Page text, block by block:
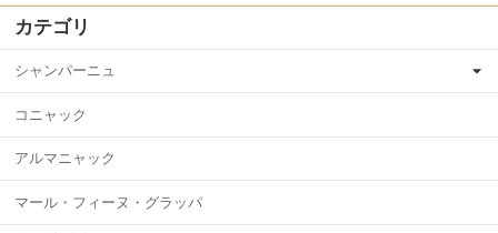
カテゴリ
シャンパーニュ
コニャック
アルマニャック
マール・フィーヌ・グラッパ